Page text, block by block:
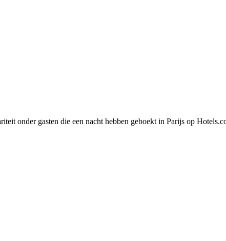
onder gasten die een nacht hebben geboekt in Parijs op